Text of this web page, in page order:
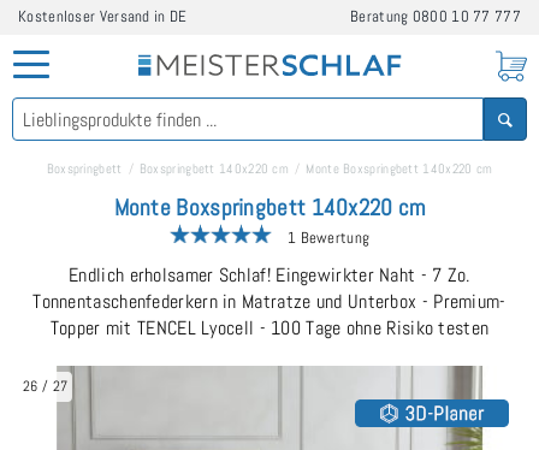
Kostenloser Versand in DE Beratung 0800 10 77 777
Boxspringbett Boxspringbett 140x220 cm Monte Boxspringbett 140x220 cm
Monte Boxspringbett 140x220 cm
1 Bewertung
Endlich erholsamer Schlaf! Eingewirkter Naht - 7 Zo.
Tonnentaschenfederkern in Matratze und Unterbox - Premium-
Topper mit TENCEL Lyocell - 100 Tage ohne Risiko testen
26 / 27